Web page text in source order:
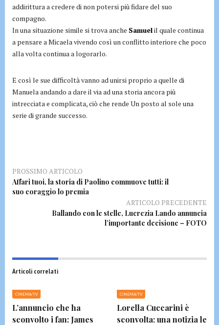
addirittura a credere di non potersi più fidare del suo
compagno.
In una situazione simile si trova anche Samuelil quale continua
a pensare a Micaela vivendo così un conflitto interiore che poco
alla volta continua a logorarlo.
E così le sue difficoltà vanno ad unirsi proprio a quelle di
Manuela andando a dare il via ad una storia ancora più
intrecciata e complicata, ciò che rende Un posto al sole una
serie di grande successo.
PROSSIMO ARTICOLO
Affari tuoi, la storia di Paolino commuove tutti: il
suo coraggio lo premia
ARTICOLO PRECEDENTE
Ballando con le stelle, Lucrezia Lando annuncia
l’importante decisione – FOTO
Articoli correlati
CINEMA/TV
L’annuncio che ha
sconvolto i fan: James
CINEMA/TV
Lorella Cuccarini è
sconvolta: una notizia le